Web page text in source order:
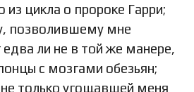
из цикла о пророке Гарри;
позволившему мне
едва ли не в той же манере,
с мозгами обезьян;
только угощавшей меня